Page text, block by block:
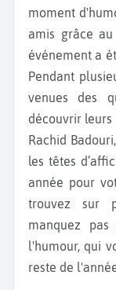
moment
amis grâce
événement a
Pendant
venues des
découvrir leurs
Rachid
les têtes
année pour
trouvez sur
manquez pas
l'humour, qui
reste de